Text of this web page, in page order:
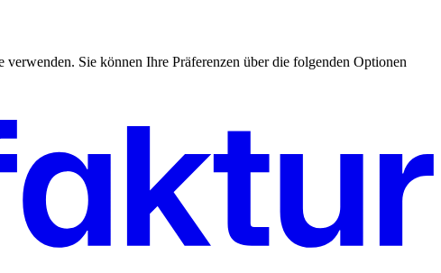
Sie können Ihre Präferenzen über die folgenden Optionen